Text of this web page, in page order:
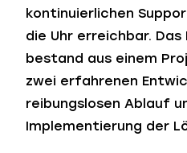
kontinuierlichen
die Uhr erreichbar.
bestand aus einem
zwei erfahrenen
reibungslosen Ablauf
Implementierung der